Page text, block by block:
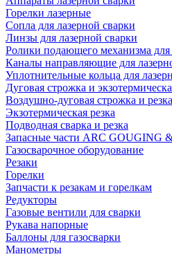
Горелки лазерные
Сопла для лазерной сварки
Линзы для лазерной сварки
Ролики подающего механизма для
Каналы направляющие для
Уплотнительные кольца для
Дуговая строжка и
Воздушно-дуговая строжка и резка
Экзотермическая резка
Подводная сварка и резка
Запасные части ARC GOUGING
Газосварочное оборудование
Резаки
Горелки
Запчасти к резакам и горелкам
Редукторы
Газовые вентили для сварки
Рукава напорные
Баллоны для газосварки
Манометры